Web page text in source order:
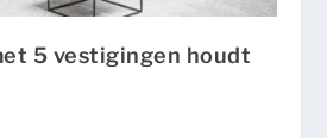
5 vestigingen houdt